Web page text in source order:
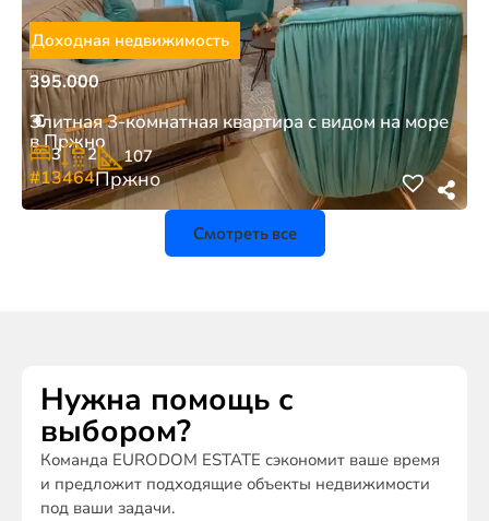
395.000
€
Элитная 3-комнатная квартира с видом на море
в Пржно
3 2 107
#13464Пржно
Доходная недвижимость
Смотреть все
Нужна помощь с
выбором?
Команда EURODOM ESTATE сэкономит ваше время
и предложит подходящие объекты недвижимости
под ваши задачи.